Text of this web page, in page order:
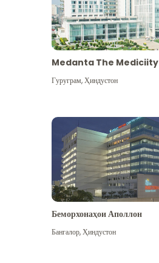
Бештар дидан
Medanta The Mediciity
Гуруграм,Ҳиндустон
Беморхонаҳои Аполлон
Бангалор,Ҳиндустон